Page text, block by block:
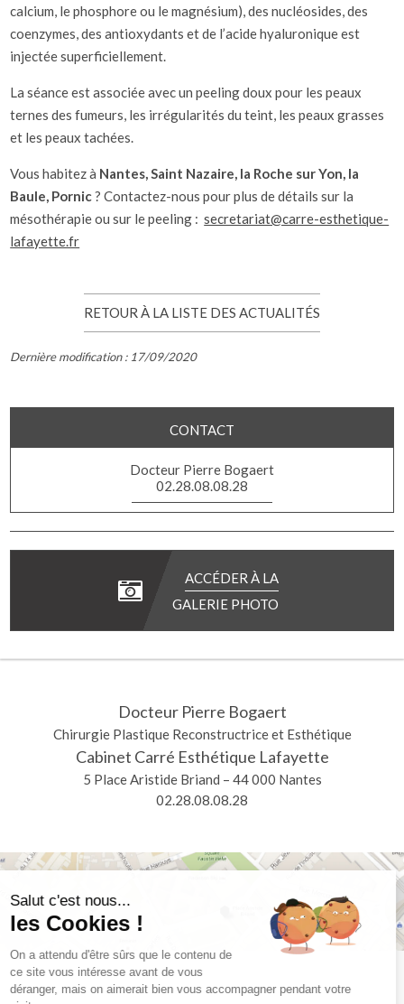
calcium, le phosphore ou le magnésium), des nucléosides, des
coenzymes, des antioxydants et de l’acide hyaluronique est
injectée superficiellement.
La séance est associée avec un peeling doux pour les peaux
ternes des fumeurs, les irrégularités du teint, les peaux grasses
et les peaux tachées.
Vous habitez à Nantes, Saint Nazaire, la Roche sur Yon, la
Baule, Pornic? Contactez-nous pour plus de détails sur la
mésothérapie ou sur le peeling :secretariat@carre-esthetique-
lafayette.fr
RETOUR À LA LISTE DES ACTUALITÉS
Dernière modification : 17/09/2020
CONTACT
Docteur Pierre Bogaert
02.28.08.08.28
ACCÉDER À LA
GALERIE PHOTO
Docteur Pierre Bogaert
Chirurgie Plastique Reconstructrice et Esthétique
Cabinet Carré Esthétique Lafayette
5 Place Aristide Briand – 44 000 Nantes
02.28.08.08.28
Salut c'est nous...
les Cookies !
On a attendu d'être sûrs que le contenu de
ce site vous intéresse avant de vous
déranger, mais on aimerait bien vous accompagner pendant votre